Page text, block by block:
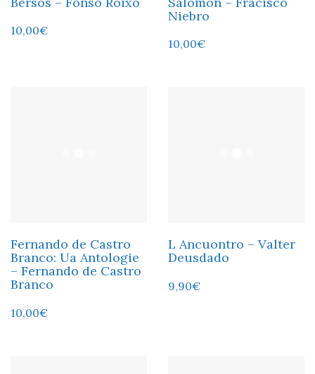
10,00€
Niebro
10,00€
Fernando de Castro
Branco: Ua Antologie
– Fernando de Castro
Branco
10,00€
L Ancuontro – Valter
Deusdado
9,90€